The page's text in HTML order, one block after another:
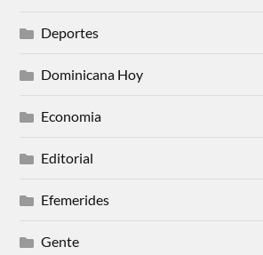
Deportes
Dominicana Hoy
Economia
Editorial
Efemerides
Gente